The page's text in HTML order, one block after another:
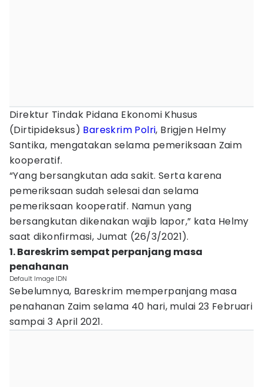
Direktur Tindak Pidana Ekonomi Khusus
(Dirtipideksus) Bareskrim Polri, Brigjen Helmy
Santika, mengatakan selama pemeriksaan Zaim
kooperatif.
“Yang bersangkutan ada sakit. Serta karena
pemeriksaan sudah selesai dan selama
pemeriksaan kooperatif. Namun yang
bersangkutan dikenakan wajib lapor,” kata Helmy
saat dikonfirmasi, Jumat (26/3/2021).
1. Bareskrim sempat perpanjang masa
penahanan
Default Image IDN
Sebelumnya, Bareskrim memperpanjang masa
penahanan Zaim selama 40 hari, mulai 23 Februari
sampai 3 April 2021.